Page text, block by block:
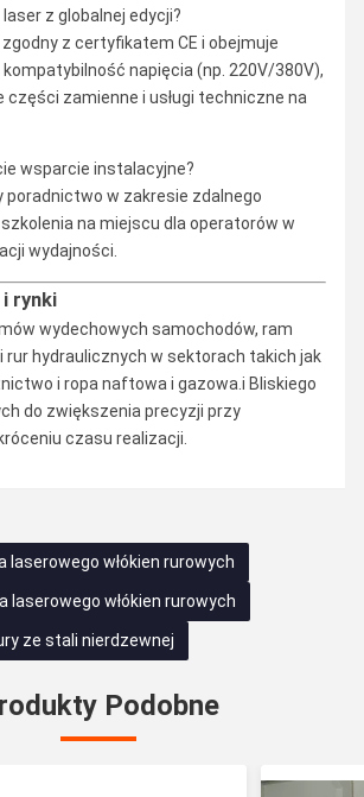
z globalnej edycji?
z certyfikatem CE i obejmuje
napięcia (np. 220V/380V),
zamienne i usługi techniczne na
wsparcie instalacyjne?
poradnictwo w zakresie zdalnego
na miejscu dla operatorów w
wydajności.
rynki
wydechowych samochodów, ram
rur hydraulicznych w sektorach takich jak
i ropa naftowa i gazowa.i Bliskiego
do zwiększenia precyzji przy
czasu realizacji.
laserowego włókien rurowych
laserowego włókien rurowych
ze stali nierdzewnej
Podobne